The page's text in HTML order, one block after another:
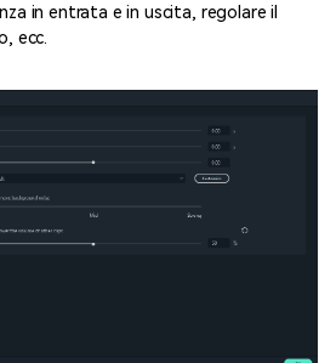
in entrata e in uscita, regolare il
ecc.